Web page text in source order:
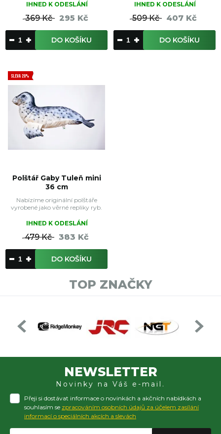
IHNED K ODESLÁNÍ
369 Kč 295 Kč
DO KOŠÍKU
IHNED K ODESLÁNÍ
509 Kč 407 Kč
DO KOŠÍKU
SLEVA 20%
Polštář Gaby Tuleň mini
36 cm
Nabízíme originální polštáře
vyrobené jako věrné repliky ryb.
IHNED K ODESLÁNÍ
479 Kč 383 Kč
DO KOŠÍKU
TOP ZNAČKY
NEWSLETTER
Novinky na Váš e-mail.
Přeji si dostávat informace o novinkách a akčních nabídkách a
souhlasím se zpracováním osobních údajů za účelem zasílání
informací o speciálních akcích a slevách